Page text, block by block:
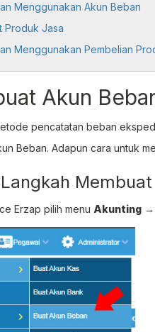
Menggunakan Akun Beban
Produk Jasa
Menggunakan Pembelian
Akun
pencatatan beban
Beban. Adapun cara untuk
Erzap pilih menu Akunting →